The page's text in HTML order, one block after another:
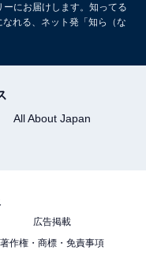
にお届けします。知ってる
れる、ネット発「知ら（な
All About Japan
広告掲載
著作権・商標・免責事項